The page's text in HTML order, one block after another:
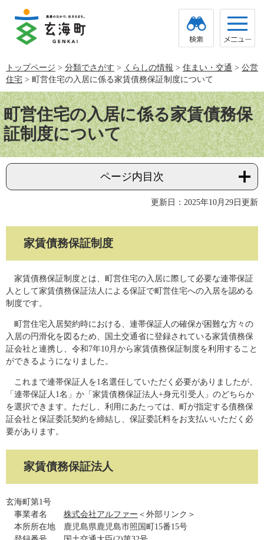
で
す。
ば
し
て
本
文
へ
トップページ > 分類でさがす > くらしの情報 > 住まい・交通 > 公営
住宅 > 町営住宅の入居に係る家賃債務保証制度について
本
文町営住宅の入居に係る家賃債務保
証制度について
ページ内目次
更新日：2025年10月29日更新
家賃債務保証制度
家賃債務保証制度とは、町営住宅の入居に際して必要な連帯保証
人として家賃債務保証法人による保証で町営住宅への入居を認める
制度です。
町営住宅入居契約時における、連帯保証人の確保が困難な方々の
入居の円滑化を図るため、国土交通省に登録されている家賃債務保
証会社と連携し、令和7年10月から家賃債務保証制度を利用すること
ができるようになりました。
これまで連帯保証人を1名選任していただく必要がありましたが、
「連帯保証人1名」か「家賃債務保証法人+身元引受人」のどちらか
を選択できます。ただし、利用にあたっては、町が指定する債務保
証会社と保証委託契約を締結し、保証委託料をお支払いいただく必
要があります。
家賃債務保証法人
玄海町第1号
事業者名 株式会社アルファー ＜外部リンク＞
本所所在地 鹿児島県鹿児島市照国町15番15号